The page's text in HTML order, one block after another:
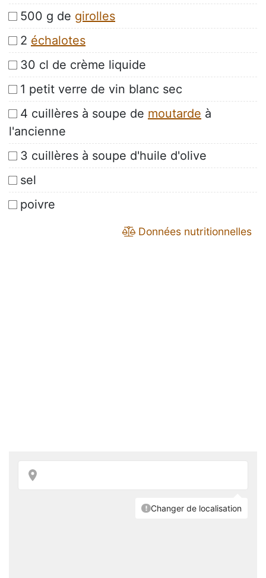
500 g de girolles
2 échalotes
30 cl de crème liquide
1 petit verre de vin blanc sec
4 cuillères à soupe de moutarde à
l'ancienne
3 cuillères à soupe d'huile d'olive
sel
poivre
Données nutritionnelles